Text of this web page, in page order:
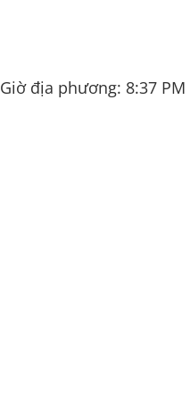
Giờ địa phương: 8:37 PM